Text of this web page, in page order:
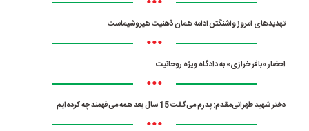
تهدیدهای امروز واشنگتن ادامه همان ذهنیت هیروشیماست
•••
احضار «باقر خرازی» به دادگاه ویژه روحانیت
•••
دختر شهید طهرانی‌مقدم: پدرم می‌گفت 15 سال بعد همه می‌فهمند چه کرده‌ایم
•••